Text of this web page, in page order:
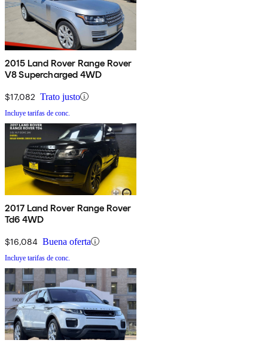
2015 Land Rover Range Rover
V8 Supercharged 4WD
$17,082 Trato justo
Incluye tarifas de conc.
2017 Land Rover Range Rover
Td6 4WD
$16,084 Buena oferta
Incluye tarifas de conc.